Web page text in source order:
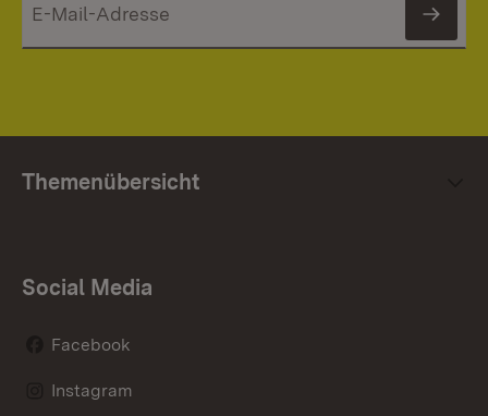
Themenübersicht
Social Media
Facebook
Instagram